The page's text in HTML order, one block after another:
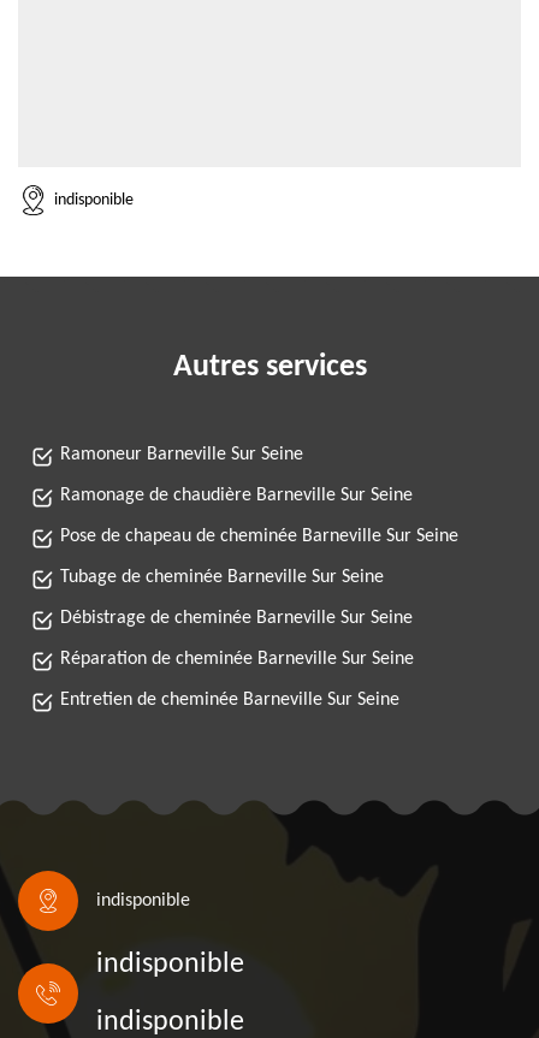
indisponible
Autres services
Ramoneur Barneville Sur Seine
Ramonage de chaudière Barneville Sur Seine
Pose de chapeau de cheminée Barneville Sur Seine
Tubage de cheminée Barneville Sur Seine
Débistrage de cheminée Barneville Sur Seine
Réparation de cheminée Barneville Sur Seine
Entretien de cheminée Barneville Sur Seine
indisponible
indisponible
indisponible